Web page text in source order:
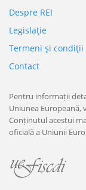
Despre REI
Legislaţie
Termeni şi condiţii
Contact
Pentru informații
Uniunea Europeană,
Conținutul acestui
oficială a Uniunii